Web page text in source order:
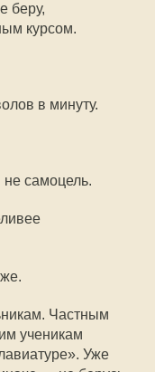
беру,
курсом.
в минуту.
не самоцель.
Частным
ученикам
Уже